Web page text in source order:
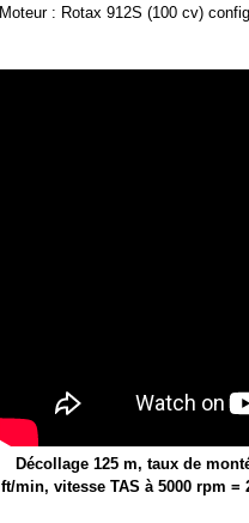
Moteur : Rotax 912S (100 cv)
Décollage 125 m, taux de
ft/min, vitesse TAS à 5000 rpm =